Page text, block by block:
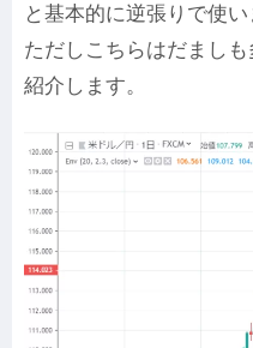
と基本的に逆張りで使い
ただしこちらはだまし
紹介します。